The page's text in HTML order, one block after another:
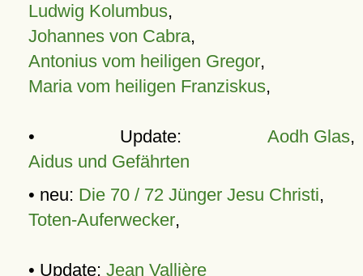
Ludwig Kolumbus,
Johannes von Cabra,
Antonius vom heiligen Gregor,
Maria vom heiligen Franziskus,
• Update: Aodh Glas,
Aidus und Gefährten
• neu: Die 70 / 72 Jünger Jesu Christi,
Toten-Auferwecker,
• Update: Jean Vallière